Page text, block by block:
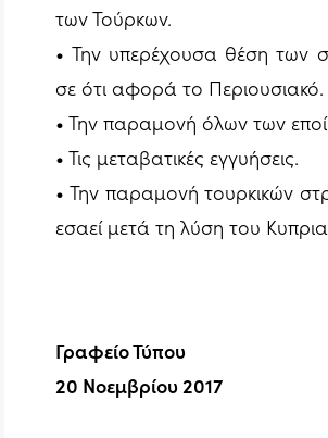
των Τούρκων.
• Την υπερέχουσα θέση των
σε ότι αφορά το Περιουσιακό.
• Την παραμονή όλων των
• Τις μεταβατικές εγγυήσεις.
• Την παραμονή τουρκικών
εσαεί μετά τη λύση του
Γραφείο Τύπου
20 Νοεμβρίου 2017